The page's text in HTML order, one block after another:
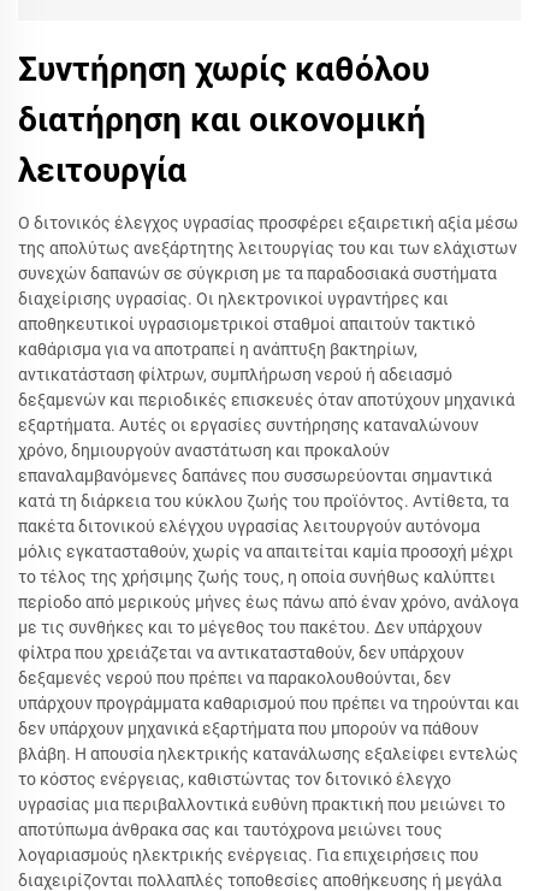
Συντήρηση χωρίς καθόλου
διατήρηση και οικονομική
λειτουργία
Ο διτονικός έλεγχος υγρασίας προσφέρει εξαιρετική αξία μέσω
της απολύτως ανεξάρτητης λειτουργίας του και των ελάχιστων
συνεχών δαπανών σε σύγκριση με τα παραδοσιακά συστήματα
διαχείρισης υγρασίας. Οι ηλεκτρονικοί υγραντήρες και
αποθηκευτικοί υγρασιομετρικοί σταθμοί απαιτούν τακτικό
καθάρισμα για να αποτραπεί η ανάπτυξη βακτηρίων,
αντικατάσταση φίλτρων, συμπλήρωση νερού ή αδειασμό
δεξαμενών και περιοδικές επισκευές όταν αποτύχουν μηχανικά
εξαρτήματα. Αυτές οι εργασίες συντήρησης καταναλώνουν
χρόνο, δημιουργούν αναστάτωση και προκαλούν
επαναλαμβανόμενες δαπάνες που συσσωρεύονται σημαντικά
κατά τη διάρκεια του κύκλου ζωής του προϊόντος. Αντίθετα, τα
πακέτα διτονικού ελέγχου υγρασίας λειτουργούν αυτόνομα
μόλις εγκατασταθούν, χωρίς να απαιτείται καμία προσοχή μέχρι
το τέλος της χρήσιμης ζωής τους, η οποία συνήθως καλύπτει
περίοδο από μερικούς μήνες έως πάνω από έναν χρόνο, ανάλογα
με τις συνθήκες και το μέγεθος του πακέτου. Δεν υπάρχουν
φίλτρα που χρειάζεται να αντικατασταθούν, δεν υπάρχουν
δεξαμενές νερού που πρέπει να παρακολουθούνται, δεν
υπάρχουν προγράμματα καθαρισμού που πρέπει να τηρούνται και
δεν υπάρχουν μηχανικά εξαρτήματα που μπορούν να πάθουν
βλάβη. Η απουσία ηλεκτρικής κατανάλωσης εξαλείφει εντελώς
το κόστος ενέργειας, καθιστώντας τον διτονικό έλεγχο
υγρασίας μια περιβαλλοντικά ευθύνη πρακτική που μειώνει το
αποτύπωμα άνθρακα σας και ταυτόχρονα μειώνει τους
λογαριασμούς ηλεκτρικής ενέργειας. Για επιχειρήσεις που
διαχειρίζονται πολλαπλές τοποθεσίες αποθήκευσης ή μεγάλα